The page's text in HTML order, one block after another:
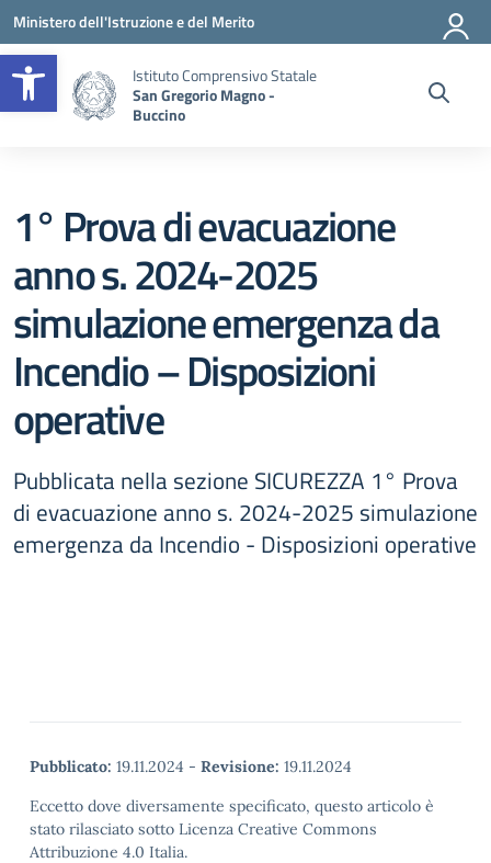
Apri la barra degli strumenti
Vai ai contenuti
Vai al menu di navigazione
Vai al footer
Ministero dell'Istruzione e del Merito
Istituto Comprensivo Statale
San Gregorio Magno -
Buccino
1° Prova di evacuazione
anno s. 2024-2025
simulazione emergenza da
Incendio – Disposizioni
operative
Pubblicata nella sezione SICUREZZA 1° Prova
di evacuazione anno s. 2024-2025 simulazione
emergenza da Incendio - Disposizioni operative
Pubblicato: 19.11.2024 - Revisione: 19.11.2024
Eccetto dove diversamente specificato, questo articolo è
stato rilasciato sotto Licenza Creative Commons
Attribuzione 4.0 Italia.